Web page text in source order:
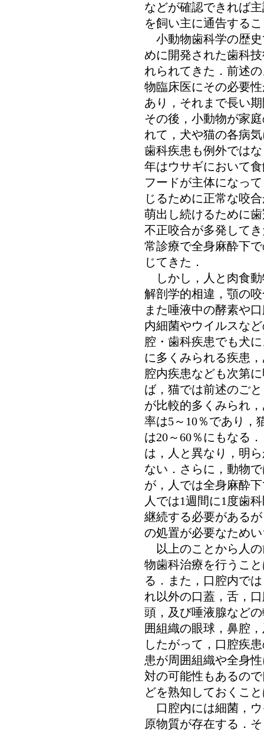
などが確認できれば
を飼い主に通告する
小動物歯科学の歴史
めに開発された歯科
れられてきた．前述
物臨床医にその必要
あり，それまで長い
その後，小動物が家
れて，犬や猫の各病
歯科疾患も例外では
年はウサギにおいて
フードが主体になっ
じるために正常な咬
萌出し続けるために
不正咬合が多発して
常診療で全身麻酔下
じてきた．
しかし，人と肉食動
解剖学的相違，顎の
また唾液中の酵素や
内細菌やウイルスな
腔・歯科疾患でも犬
に多くみられる疾患
腔内疾患なども次第
ば，猫では前述のご
が比較的多くみられ
率は5～10％であり，
は20～60％にもなる
は，人と異なり，明
ない．さらに，動物
が，人では全身麻酔
人では1週間に1度歯
継続する必要がある
の処置が必要なため
以上のことから人の
物歯科治療を行うこ
る．また，口腔内で
れ以外の口蓋，舌，
頭，及び唾液腺など
囲組織の眼球，鼻腔
したがって，口腔疾
患が周囲組織や全身
対の可能性もあるの
どを熟知しておくこ
口腔内には細菌，ウ
原物質が存在する．